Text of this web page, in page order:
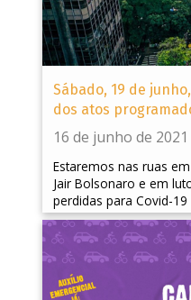
Sábado, 19 de
dos atos
16 de junho de 2021
Estaremos nas ruas
Jair Bolsonaro e em
perdidas para Covid-19